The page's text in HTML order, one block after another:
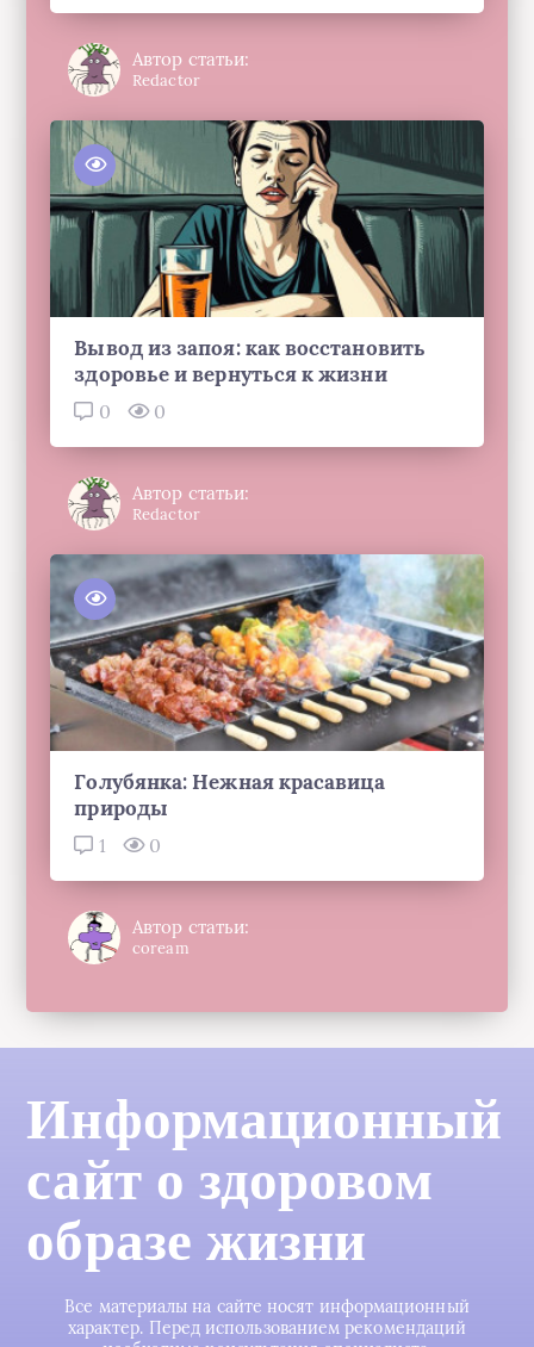
Автор статьи:
Redactor
Вывод из запоя: как восстановить
здоровье и вернуться к жизни
0 0
Автор статьи:
Redactor
Голубянка: Нежная красавица
природы
1 0
Автор статьи:
coream
Информационный
сайт о здоровом
образе жизни
Все материалы на сайте носят информационный
характер. Перед использованием рекомендаций